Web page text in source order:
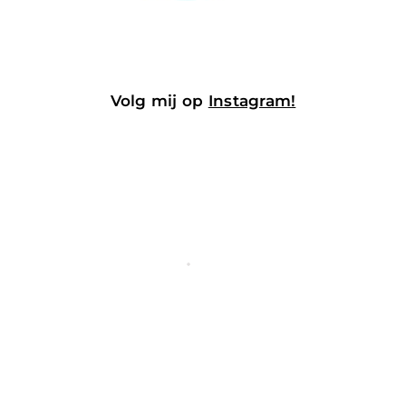
Volg mij op Instagram!